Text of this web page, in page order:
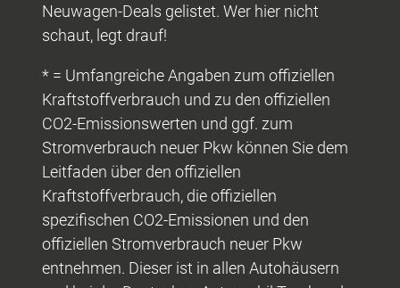
Neuwagen-Deals gelistet. Wer hier nicht
schaut, legt drauf!
* = Umfangreiche Angaben zum offiziellen
Kraftstoffverbrauch und zu den offiziellen
CO2-Emissionswerten und ggf. zum
Stromverbrauch neuer Pkw können Sie dem
Leitfaden über den offiziellen
Kraftstoffverbrauch, die offiziellen
spezifischen CO2-Emissionen und den
offiziellen Stromverbrauch neuer Pkw
entnehmen. Dieser ist in allen Autohäusern